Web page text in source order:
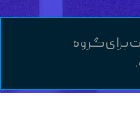
برای گروه